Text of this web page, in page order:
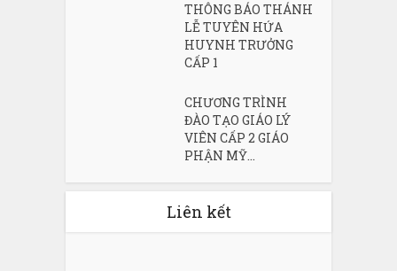
THÔNG BÁO THÁNH
LỄ TUYÊN HỨA
HUYNH TRƯỞNG
CẤP 1
CHƯƠNG TRÌNH
ĐÀO TẠO GIÁO LÝ
VIÊN CẤP 2 GIÁO
PHẬN MỸ...
Liên kết